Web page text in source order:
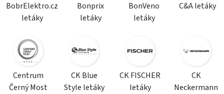
BobrElektro.cz
letáky
Bonprix
letáky
BonVeno
letáky
C&A letáky
Centrum
Černý Most
CK Blue
Style letáky
CK FISCHER
letáky
CK
Neckermann